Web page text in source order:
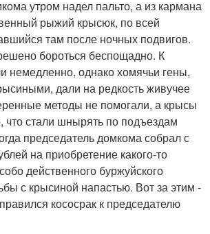
утром надел пальто, а из кармана
рыжий крысюк, по всей
там после ночных подвигов.
бороться беспощадно. К
немедленно, однако хомячьи гены,
дали на редкость живучее
методы не помогали, а крысы
что стали шнырять по подъездам
председатель домкома собрал с
на приобретение какого-то
действенного буржуйского
с крысиной напастью. Вот за этим -
кососрак к председателю